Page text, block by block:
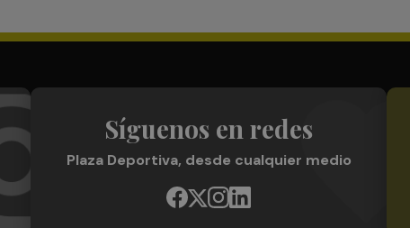
Síguenos en redes
Plaza Deportiva, desde cualquier medio